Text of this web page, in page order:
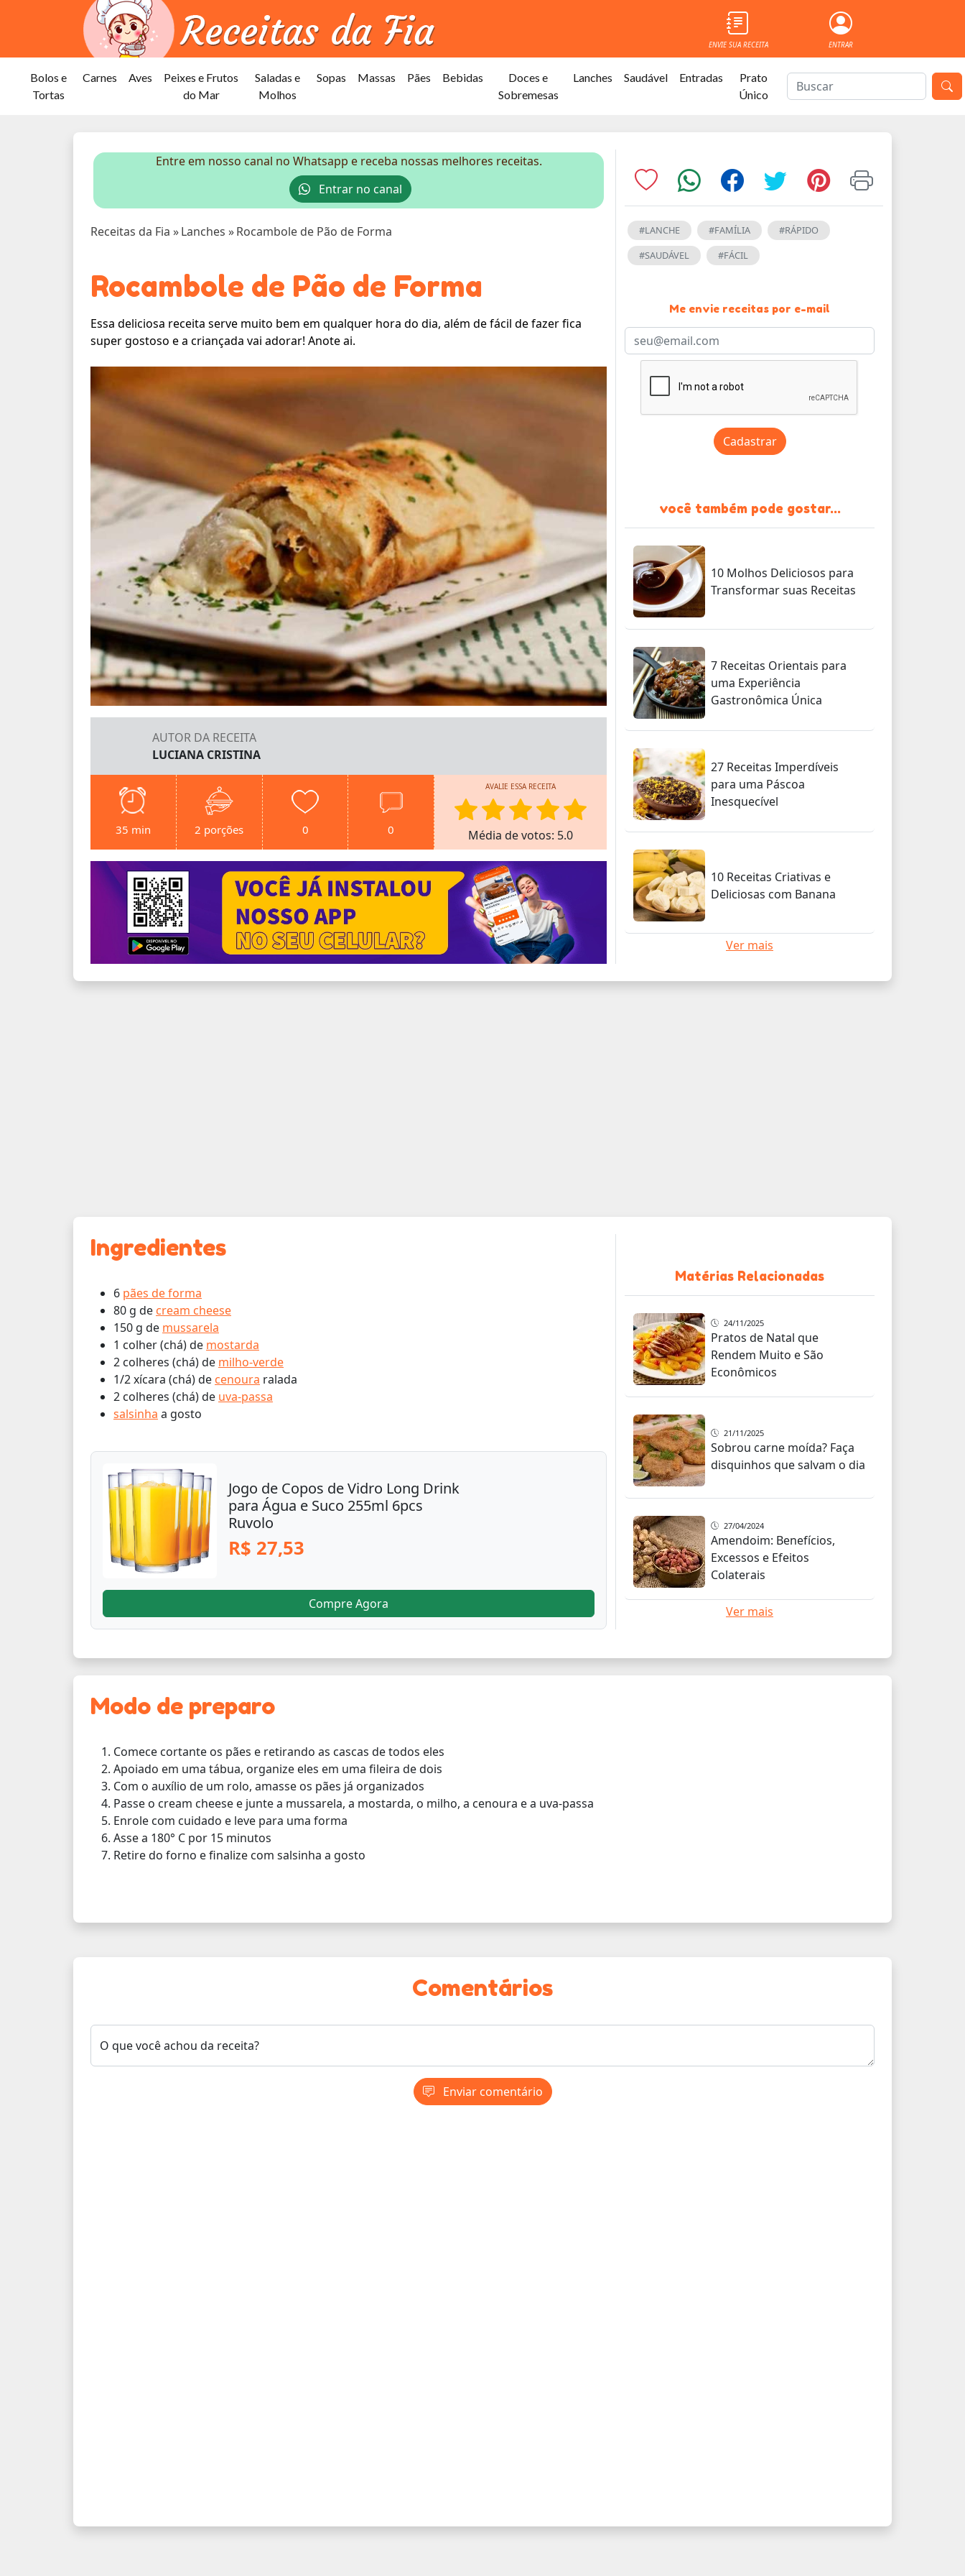
ENVIE SUA RECEITA ENTRAR
Bolos e
Tortas
Carnes Aves
Peixes e Frutos
do Mar
Saladas e
Molhos
Sopas Massas Pães Bebidas
Doces e
Sobremesas
Lanches Saudável Entradas
Prato
Único
Entre em nosso canal no Whatsapp e receba nossas melhores receitas.
Entrar no canal
Receitas da Fia »Lanches »Rocambole de Pão de Forma
Rocambole de Pão de Forma
Essa deliciosa receita serve muito bem em qualquer hora do dia, além de fácil de fazer fica
super gostoso e a criançada vai adorar! Anote ai.
AUTOR DA RECEITA
LUCIANA CRISTINA
35 min 2 porções 0 0
AVALIE ESSA RECEITA
Média de votos: 5.0
#LANCHE #FAMÍLIA
#RÁPIDO
#SAUDÁVEL
#FÁCIL
Me envie receitas por e-mail
Cadastrar
você também pode gostar...
10 Molhos Deliciosos para
Transformar suas Receitas
7 Receitas Orientais para
uma Experiência
Gastronômica Única
27 Receitas Imperdíveis
para uma Páscoa
Inesquecível
10 Receitas Criativas e
Deliciosas com Banana
Ver mais
Ingredientes
6 pães de forma
80 g de cream cheese
150 g de mussarela
1 colher (chá) de mostarda
2 colheres (chá) de milho-verde
1/2 xícara (chá) de cenoura ralada
2 colheres (chá) de uva-passa
salsinha a gosto
Jogo de Copos de Vidro Long Drink
para Água e Suco 255ml 6pcs
Ruvolo
R$ 27,53
Compre Agora
Matérias Relacionadas
24/11/2025
Pratos de Natal que
Rendem Muito e São
Econômicos
21/11/2025
Sobrou carne moída? Faça
disquinhos que salvam o dia
27/04/2024
Amendoim: Benefícios,
Excessos e Efeitos
Colaterais
Ver mais
Modo de preparo
Comece cortante os pães e retirando as cascas de todos eles
Apoiado em uma tábua, organize eles em uma fileira de dois
Com o auxílio de um rolo, amasse os pães já organizados
Passe o cream cheese e junte a mussarela, a mostarda, o milho, a cenoura e a uva-passa
Enrole com cuidado e leve para uma forma
Asse a 180° C por 15 minutos
Retire do forno e finalize com salsinha a gosto
Comentários
O que você achou da receita?
Enviar comentário